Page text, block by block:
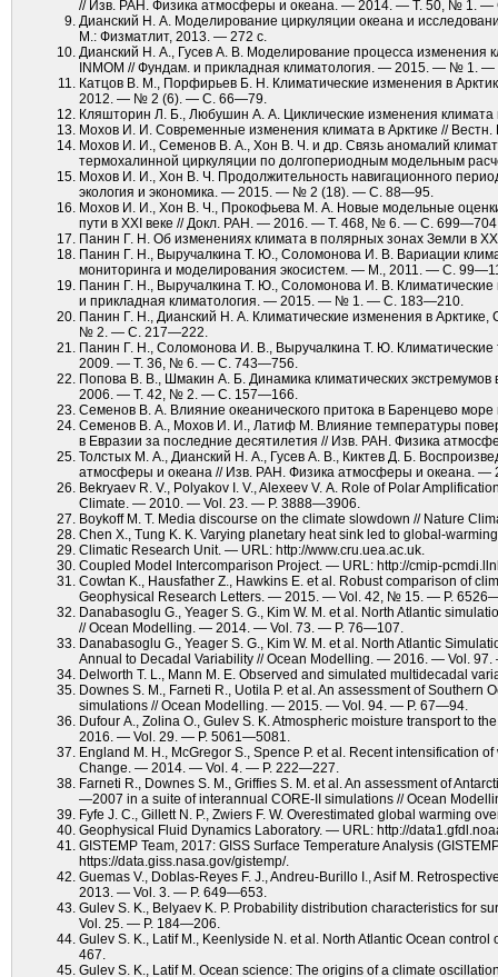
// Изв. РАН. Физика атмосферы и океана. — 2014. — Т. 50, № 1.
Дианский Н. А. Моделирование циркуляции океана и
М.: Физматлит, 2013. — 272 с.
Дианский Н. А., Гусев А. В. Моделирование процесса изменения
INMOM // Фундам. и прикладная климатология. — 2015. — № 1.
Катцов В. М., Порфирьев Б. Н. Климатические изменения в
2012. — № 2 (6). — С. 66—79.
Кляшторин Л. Б., Любушин А. А. Циклические изменения
Мохов И. И. Современные изменения климата в Арктике //
Мохов И. И., Семенов В. А., Хон В. Ч. и др. Связь аномалий
термохалинной циркуляции по долгопериодным модельным
Мохов И. И., Хон В. Ч. Продолжительность навигационного
экология и экономика. — 2015. — № 2 (18). — С. 88—95.
Мохов И. И., Хон В. Ч., Прокофьева М. А. Новые модельные
пути в XXI веке // Докл. РАН. — 2016. — Т. 468, № 6. — С.
Панин Г. Н. Об изменениях климата в полярных зонах Земли в
Панин Г. Н., Выручалкина Т. Ю., Соломонова И. В. Вариации
мониторинга и моделирования экосистем. — М., 2011. — С.
Панин Г. Н., Выручалкина Т. Ю., Соломонова И. В.
и прикладная климатология. — 2015. — № 1. — С. 183—210.
Панин Г. Н., Дианский Н. А. Климатические изменения в
№ 2. — С. 217—222.
Панин Г. Н., Соломонова И. В., Выручалкина Т. Ю.
2009. — Т. 36, № 6. — С. 743—756.
Попова В. В., Шмакин А. Б. Динамика климатических
2006. — Т. 42, № 2. — С. 157—166.
Семенов В. А. Влияние океанического притока в Баренцево
Семенов В. А., Мохов И. И., Латиф М. Влияние температуры
в Евразии за последние десятилетия // Изв. РАН. Физика
Толстых М. А., Дианский Н. А., Гусев А. В., Киктев Д. Б.
атмосферы и океана // Изв. РАН. Физика атмосферы и океана.
Bekryaev R. V., Polyakov I. V., Alexeev V. A. Role of Polar
Climate. — 2010. — Vol. 23. — P. 3888—3906.
Boykoff M. T. Media discourse on the cli­mate slowdown // Nature
Chen X., Tung K. K. Varying planetary heat sink led to global-
Climatic Research Unit. — URL: http://www.cru.uea.ac.uk.
Coupled Model Intercomparison Project. — URL: http://cmip-
Cowtan K., Hausfather Z., Hawkins E. et al. Robust comparison of
Geophysical Research Letters. — 2015. — Vol. 42, № 15. — P.
Danabasoglu G., Yeager S. G., Kim W. M. et al. North Atlantic
// Ocean Modelling. — 2014. — Vol. 73. — P. 76—107.
Danabasoglu G., Yeager S. G., Kim W. M. et al. North Atlantic
Annual to Decadal Variability // Ocean Modelling. — 2016. — Vol.
Delworth T. L., Mann M. E. Observed and simulated multidecadal
Downes S. M., Farneti R., Uotila P. et al. An assessment of
simulations // Ocean Modelling. — 2015. — Vol. 94. — P. 67—94.
Dufour A., Zolina O., Gulev S. K. Atmospheric moisture transport to
2016. — Vol. 29. — P. 5061—5081.
England M. H., McGregor S., Spence P. et al. Recent intensification
Change. — 2014. — Vol. 4. — P. 222—227.
Farneti R., Downes S. M., Griffies S. M. et al. An assessment of
—2007 in a suite of interannual CORE-II simulations // Ocean
Fyfe J. C., Gillett N. P., Zwiers F. W. Overestimated global
Geophysical Fluid Dynamics Laboratory. — URL: http://
GISTEMP Team, 2017: GISS Surface Temperature Analysis
https://data.giss.nasa.gov/gistemp/.
Guemas V., Doblas-Reyes F. J., Andreu-Burillo I., Asif M.
2013. — Vol. 3. — P. 649—653.
Gulev S. K., Belyaev K. P. Probability distribution characteristics for
Vol. 25. — P. 184—206.
Gulev S. K., Latif M., Keenlyside N. et al. North Atlantic Ocean
467.
Gulev S. K., Latif M. Ocean science: The origins of a climate